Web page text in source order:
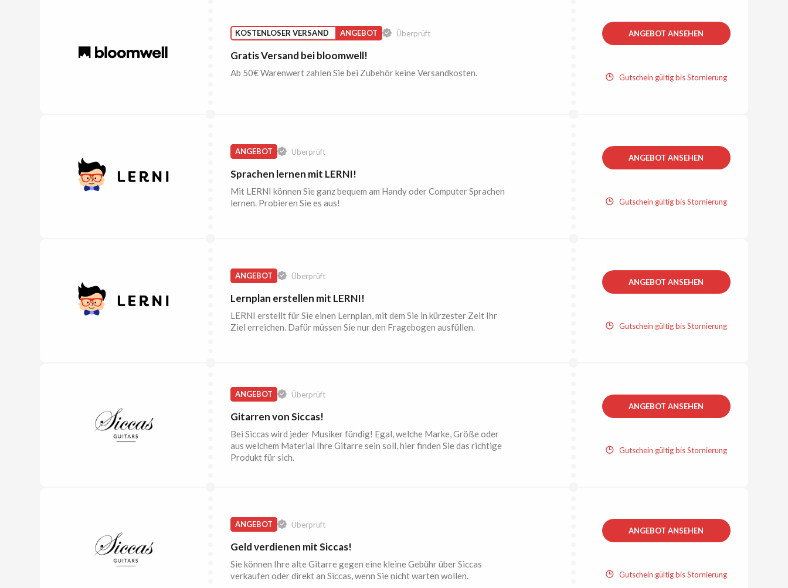
KOSTENLOSER VERSAND ANGEBOT Überprüft
Gratis Versand bei bloomwell!
Ab 50€ Warenwert zahlen Sie bei Zubehör keine Versandkosten.
ANGEBOT ANSEHEN
Gutschein gültig bis Stornierung
ANGEBOT Überprüft
Sprachen lernen mit LERNI!
Mit LERNI können Sie ganz bequem am Handy oder Computer Sprachen
lernen. Probieren Sie es aus!
ANGEBOT ANSEHEN
Gutschein gültig bis Stornierung
ANGEBOT Überprüft
Lernplan erstellen mit LERNI!
LERNI erstellt für Sie einen Lernplan, mit dem Sie in kürzester Zeit Ihr
Ziel erreichen. Dafür müssen Sie nur den Fragebogen ausfüllen.
ANGEBOT ANSEHEN
Gutschein gültig bis Stornierung
ANGEBOT Überprüft
Gitarren von Siccas!
Bei Siccas wird jeder Musiker fündig! Egal, welche Marke, Größe oder
aus welchem Material Ihre Gitarre sein soll, hier finden Sie das richtige
Produkt für sich.
ANGEBOT ANSEHEN
Gutschein gültig bis Stornierung
ANGEBOT Überprüft
Geld verdienen mit Siccas!
Sie können Ihre alte Gitarre gegen eine kleine Gebühr über Siccas
verkaufen oder direkt an Siccas, wenn Sie nicht warten wollen.
ANGEBOT ANSEHEN
Gutschein gültig bis Stornierung